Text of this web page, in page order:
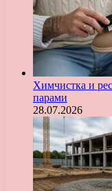
Химчистка и
парами
28.07.2026